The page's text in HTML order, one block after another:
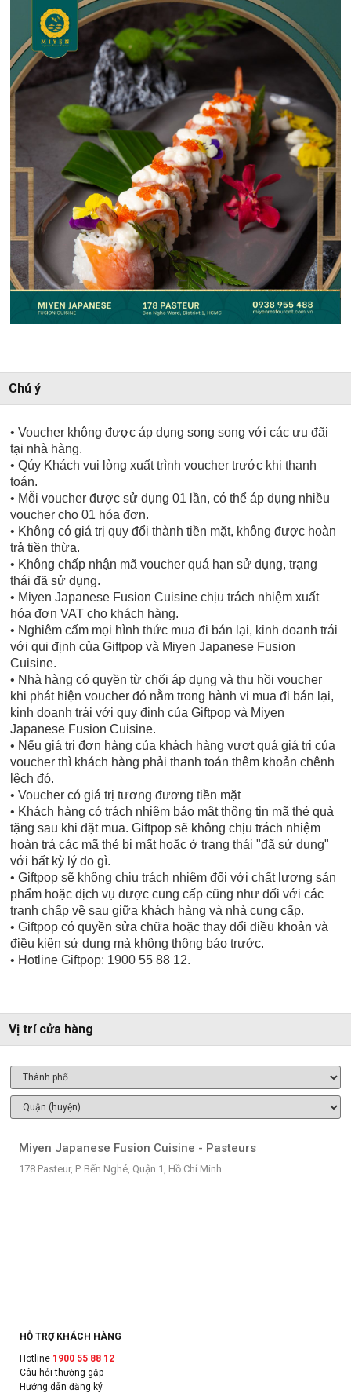
Chú ý
• Voucher không được áp dụng song song với các ưu đãi
tại nhà hàng.
• Qúy Khách vui lòng xuất trình voucher trước khi thanh
toán.
• Mỗi voucher được sử dụng 01 lần, có thể áp dụng nhiều
voucher cho 01 hóa đơn.
• Không có giá trị quy đổi thành tiền mặt, không được hoàn
trả tiền thừa.
• Không chấp nhận mã voucher quá hạn sử dụng, trạng
thái đã sử dụng.
• Miyen Japanese Fusion Cuisine chịu trách nhiệm xuất
hóa đơn VAT cho khách hàng.
• Nghiêm cấm mọi hình thức mua đi bán lại, kinh doanh trái
với qui định của Giftpop và Miyen Japanese Fusion
Cuisine.
• Nhà hàng có quyền từ chối áp dụng và thu hồi voucher
khi phát hiện voucher đó nằm trong hành vi mua đi bán lại,
kinh doanh trái với quy định của Giftpop và Miyen
Japanese Fusion Cuisine.
• Nếu giá trị đơn hàng của khách hàng vượt quá giá trị của
voucher thì khách hàng phải thanh toán thêm khoản chênh
lệch đó.
• Voucher có giá trị tương đương tiền mặt
• Khách hàng có trách nhiệm bảo mật thông tin mã thẻ quà
tặng sau khi đặt mua. Giftpop sẽ không chịu trách nhiệm
hoàn trả các mã thẻ bị mất hoặc ở trạng thái "đã sử dụng"
với bất kỳ lý do gì.
• Giftpop sẽ không chịu trách nhiệm đối với chất lượng sản
phẩm hoặc dịch vụ được cung cấp cũng như đối với các
tranh chấp về sau giữa khách hàng và nhà cung cấp.
• Giftpop có quyền sửa chữa hoặc thay đổi điều khoản và
điều kiện sử dụng mà không thông báo trước.
• Hotline Giftpop: 1900 55 88 12.
Vị trí cửa hàng
Miyen Japanese Fusion Cuisine - Pasteurs
178 Pasteur, P. Bến Nghé, Quận 1, Hồ Chí Minh
HỖ TRỢ KHÁCH HÀNG
Hotline 1900 55 88 12
Câu hỏi thường gặp
Hướng dẫn đăng ký